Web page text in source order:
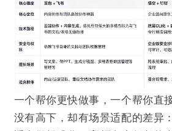
一个帮你更快做事，一个帮你直
没有高下，却有场景适配的差异